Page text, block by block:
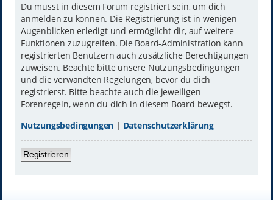
Du musst in diesem Forum registriert sein, um dich
anmelden zu können. Die Registrierung ist in wenigen
Augenblicken erledigt und ermöglicht dir, auf weitere
Funktionen zuzugreifen. Die Board-Administration kann
registrierten Benutzern auch zusätzliche Berechtigungen
zuweisen. Beachte bitte unsere Nutzungsbedingungen
und die verwandten Regelungen, bevor du dich
registrierst. Bitte beachte auch die jeweiligen
Forenregeln, wenn du dich in diesem Board bewegst.
Nutzungsbedingungen | Datenschutzerklärung
Registrieren